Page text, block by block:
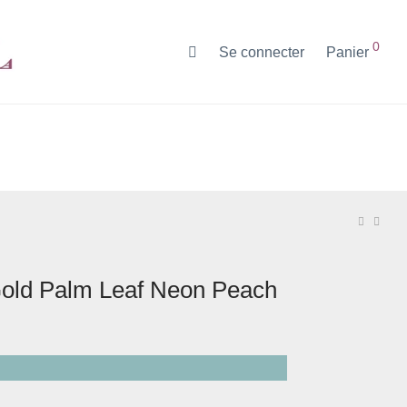
Se connecter Panier 0
Palm Leaf Neon Peach